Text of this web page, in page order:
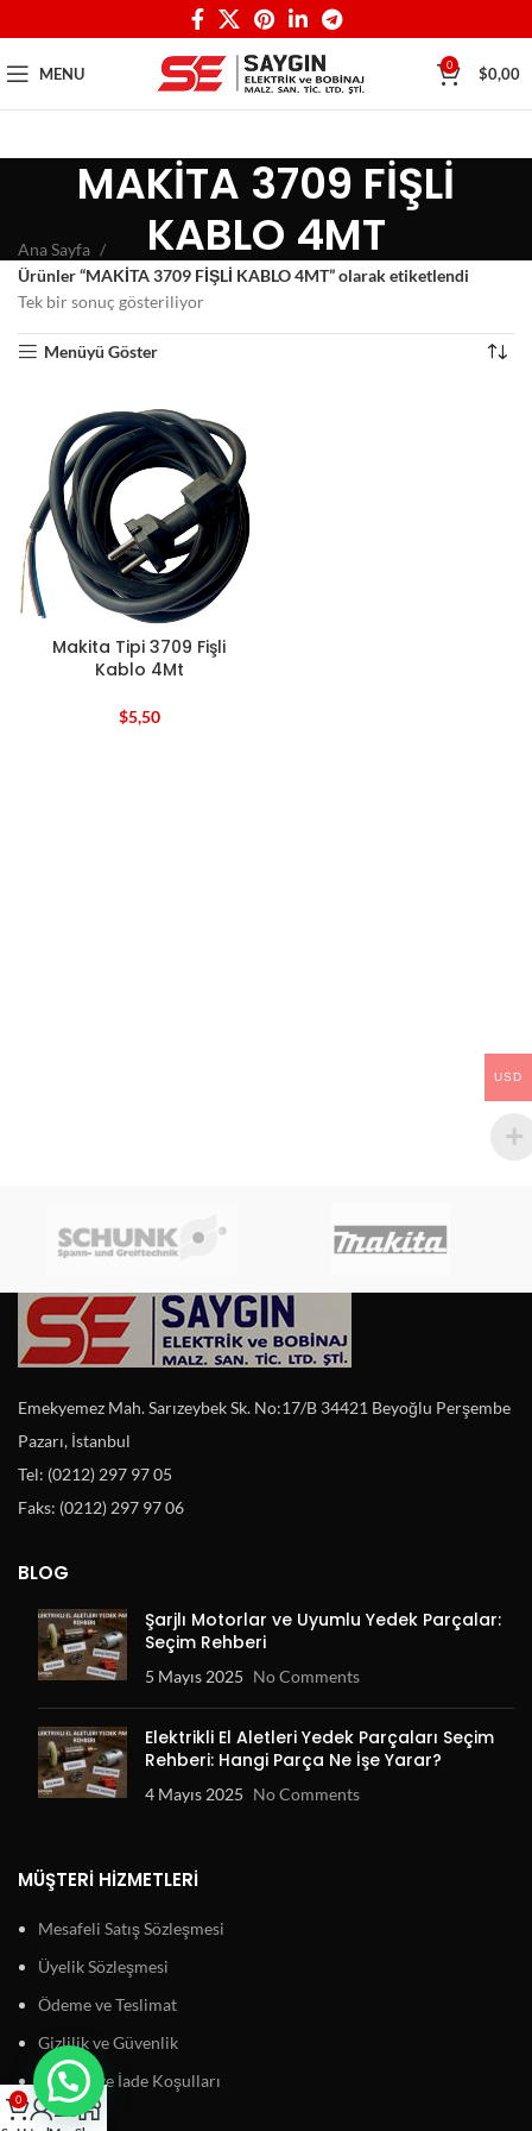
MENU 0 $0,00
MAKİTA 3709 FİŞLİ
KABLO 4MT
Ana Sayfa
Ürünler “MAKİTA 3709 FİŞLİ KABLO 4MT” olarak etiketlendi
Tek bir sonuç gösteriliyor
Menüyü Göster
Makita Tipi 3709 Fişli
Kablo 4Mt
$5,50
Emekyemez Mah. Sarızeybek Sk. No:17/B 34421 Beyoğlu Perşembe
Pazarı, İstanbul
Tel: (0212) 297 97 05
Faks: (0212) 297 97 06
BLOG
Şarjlı Motorlar ve Uyumlu Yedek Parçalar:
Seçim Rehberi
5 Mayıs 2025 No Comments
Elektrikli El Aletleri Yedek Parçaları Seçim
Rehberi: Hangi Parça Ne İşe Yarar?
4 Mayıs 2025 No Comments
MÜŞTERI HIZMETLERI
Mesafeli Satış Sözleşmesi
Üyelik Sözleşmesi
Ödeme ve Teslimat
Gizlilik ve Güvenlik
Garanti ve İade Koşulları
USD
0